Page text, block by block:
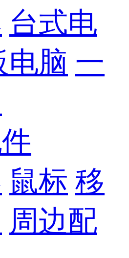
台式电
电脑 一
鼠标 移
周边配